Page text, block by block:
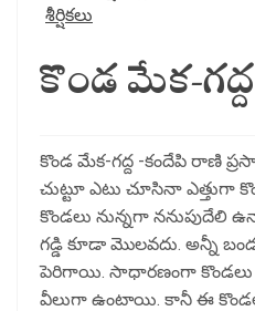
శీర్షికలు
కొండ మేక-గద్ద
కొండ మేక-గద్ద -కందేపి రాణి
చుట్టూ ఎటు చూసినా ఎత్తుగా
కొండలు నున్నగా
గడ్డి కూడా మొలవదు. అన్నీ
పెరిగాయి. సాధారణంగా కొండలు
వీలుగా ఉంటాయి. కానీ ఈ